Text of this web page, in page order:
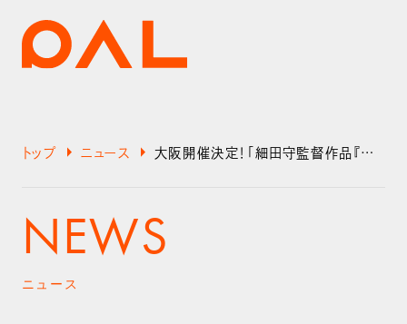
トップ arrow_right ニュース arrow_right 大阪開催決定！「細田守監督作品『バケモノの子』展」協賛企画「夜の貸しきり内覧会」に抽選でペア50組100名様をご招待！
NEWS
ニュース